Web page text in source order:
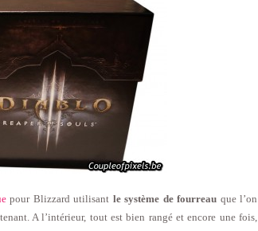
pour Blizzard utilisant le système de fourreau que l’on
A l’intérieur, tout est bien rangé et encore une fois,